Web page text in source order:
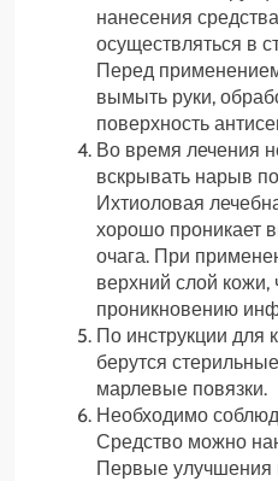
нанесения
осуществляться в
Перед
вымыть руки,
поверхность
Во время лечения
вскрывать нарыв
Ихтиоловая
хорошо проникает
очага. При
верхний слой кожи,
проникновению
По инструкции для
берутся
марлевые повязки.
Необходимо
Средство можно
Первые улучшения